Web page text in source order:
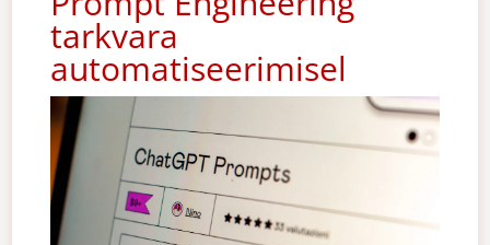
tarkvara
automatiseerimisel